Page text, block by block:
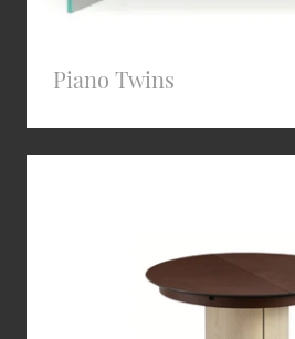
Piano Twins